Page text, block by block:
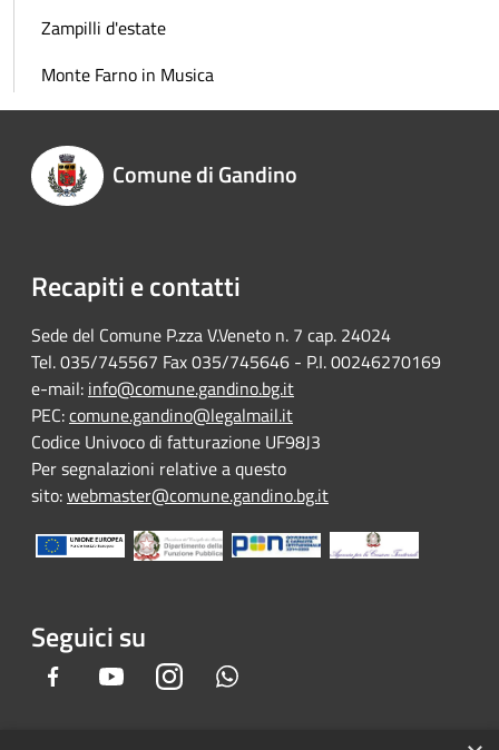
Zampilli d'estate
Monte Farno in Musica
Comune di Gandino
Recapiti e contatti
Sede del Comune P.zza V.Veneto n. 7 cap. 24024
Tel. 035/745567 Fax 035/745646 - P.I. 00246270169
e-mail: info@comune.gandino.bg.it
PEC:comune.gandino@legalmail.it
Codice Univoco di fatturazione UF98J3
Per segnalazioni relative a questo
sito:webmaster@comune.gandino.bg.it
Seguici su
Facebook YoutubeInstagram